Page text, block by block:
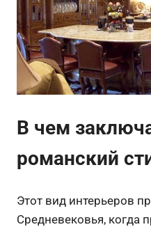
В чем
романский
Этот вид интерьеров
Средневековья, когда